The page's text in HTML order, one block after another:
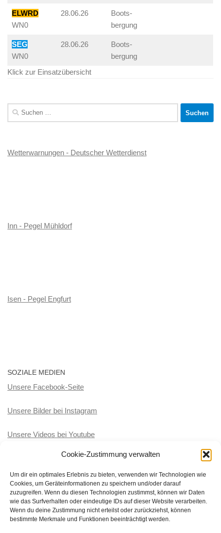
Cookie-Zustimmung verwalten
Um dir ein optimales Erlebnis zu bieten, verwenden wir Technologien wie
Cookies, um Geräteinformationen zu speichern und/oder darauf
zuzugreifen. Wenn du diesen Technologien zustimmst, können wir Daten
wie das Surfverhalten oder eindeutige IDs auf dieser Website verarbeiten.
Wenn du deine Zustimmung nicht erteilst oder zurückziehst, können
bestimmte Merkmale und Funktionen beeinträchtigt werden.
ELWRD
WN0
28.06.26
Boots-
bergung
SEG
WN0
28.06.26
Boots-
bergung
Klick zur Einsatzübersicht
Suchen
nach:
Wetterwarnungen - Deutscher Wetterdienst
Inn - Pegel Mühldorf
Isen - Pegel Engfurt
SOZIALE MEDIEN
Unsere Facebook-Seite
Unsere Bilder bei Instagram
Unsere Videos bei Youtube
KATEGORIEN
Kategorien